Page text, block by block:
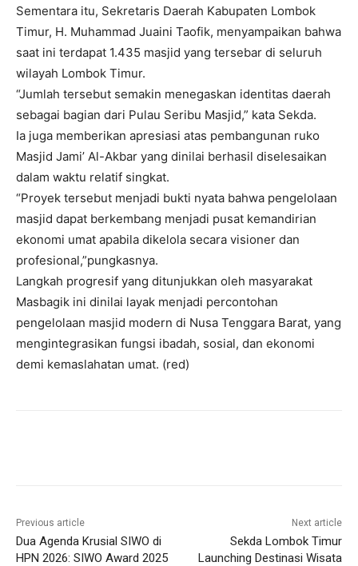
Sementara itu, Sekretaris Daerah Kabupaten Lombok
Timur, H. Muhammad Juaini Taofik, menyampaikan bahwa
saat ini terdapat 1.435 masjid yang tersebar di seluruh
wilayah Lombok Timur.
“Jumlah tersebut semakin menegaskan identitas daerah
sebagai bagian dari Pulau Seribu Masjid,” kata Sekda.
Ia juga memberikan apresiasi atas pembangunan ruko
Masjid Jami’ Al-Akbar yang dinilai berhasil diselesaikan
dalam waktu relatif singkat.
“Proyek tersebut menjadi bukti nyata bahwa pengelolaan
masjid dapat berkembang menjadi pusat kemandirian
ekonomi umat apabila dikelola secara visioner dan
profesional,”pungkasnya.
Langkah progresif yang ditunjukkan oleh masyarakat
Masbagik ini dinilai layak menjadi percontohan
pengelolaan masjid modern di Nusa Tenggara Barat, yang
mengintegrasikan fungsi ibadah, sosial, dan ekonomi
demi kemaslahatan umat. (red)
Previous article
Dua Agenda Krusial SIWO di
HPN 2026: SIWO Award 2025
Next article
Sekda Lombok Timur
Launching Destinasi Wisata